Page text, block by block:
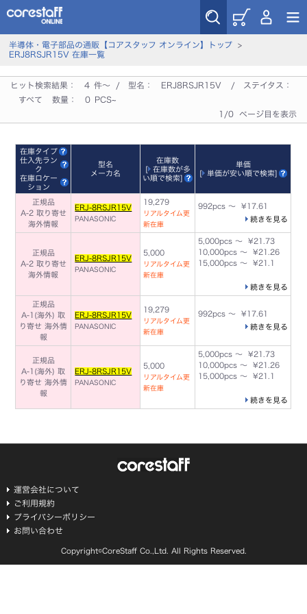
半導体・電子部品の通販【コアスタッフ オンライン】トップ>
ERJ8RSJR15V 在庫一覧
ヒット検索結果： 4 件～ / 型名： ERJ8RSJR15V
/ ステイタス：
すべて
数量： 0 PCS~
1/0 ページ目を表示
在庫タイプ
仕入先ラン
ク
在庫ロケー
ション
型名
メーカ名
在庫数
[
在庫数が多
い順で検索]
単価
[
単価が安い順で検索]
正規品
A-2 取り寄せ
海外情報
ERJ-8RSJR15V
PANASONIC
19,279
リアルタイム更
新在庫
992pcs ～ ¥17.61
続きを見る
正規品
A-2 取り寄せ
海外情報
ERJ-8RSJR15V
PANASONIC
5,000
リアルタイム更
新在庫
5,000pcs ～ ¥21.73
10,000pcs ～ ¥21.26
15,000pcs ～ ¥21.1
続きを見る
正規品
A-1(海外) 取
り寄せ海外情
報
ERJ-8RSJR15V
PANASONIC
19,279
リアルタイム更
新在庫
992pcs ～ ¥17.61
続きを見る
正規品
A-1(海外) 取
り寄せ海外情
報
ERJ-8RSJR15V
PANASONIC
5,000
リアルタイム更
新在庫
5,000pcs ～ ¥21.73
10,000pcs ～ ¥21.26
15,000pcs ～ ¥21.1
続きを見る
運営会社について
ご利用規約
プライバシーポリシー
お問い合わせ
Copyright©CoreStaff Co.,Ltd. All Rights Reserved.